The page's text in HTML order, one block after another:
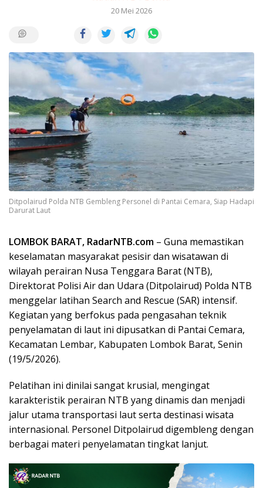
20 Mei 2026
Ditpolairud Polda NTB Gembleng Personel di Pantai Cemara, Siap Hadapi
Darurat Laut
LOMBOK BARAT, RadarNTB.com – Guna memastikan
keselamatan masyarakat pesisir dan wisatawan di
wilayah perairan Nusa Tenggara Barat (NTB),
Direktorat Polisi Air dan Udara (Ditpolairud) Polda NTB
menggelar latihan Search and Rescue (SAR) intensif.
Kegiatan yang berfokus pada pengasahan teknik
penyelamatan di laut ini dipusatkan di Pantai Cemara,
Kecamatan Lembar, Kabupaten Lombok Barat, Senin
(19/5/2026).
Pelatihan ini dinilai sangat krusial, mengingat
karakteristik perairan NTB yang dinamis dan menjadi
jalur utama transportasi laut serta destinasi wisata
internasional. Personel Ditpolairud digembleng dengan
berbagai materi penyelamatan tingkat lanjut.